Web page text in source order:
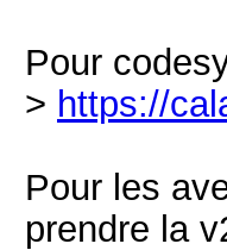
Pour
> https://
Pour les
prendre la